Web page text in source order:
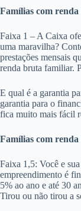
Famílias com
Faixa 1 – A Caixa
uma maravilha?
prestações mensais
renda bruta familiar.
E qual é a garantia
garantia para o
fica muito mais fácil
Famílias com
Faixa 1,5: Você e
empreendimento é
5% ao ano e até 30
Tirou ou não tirou a